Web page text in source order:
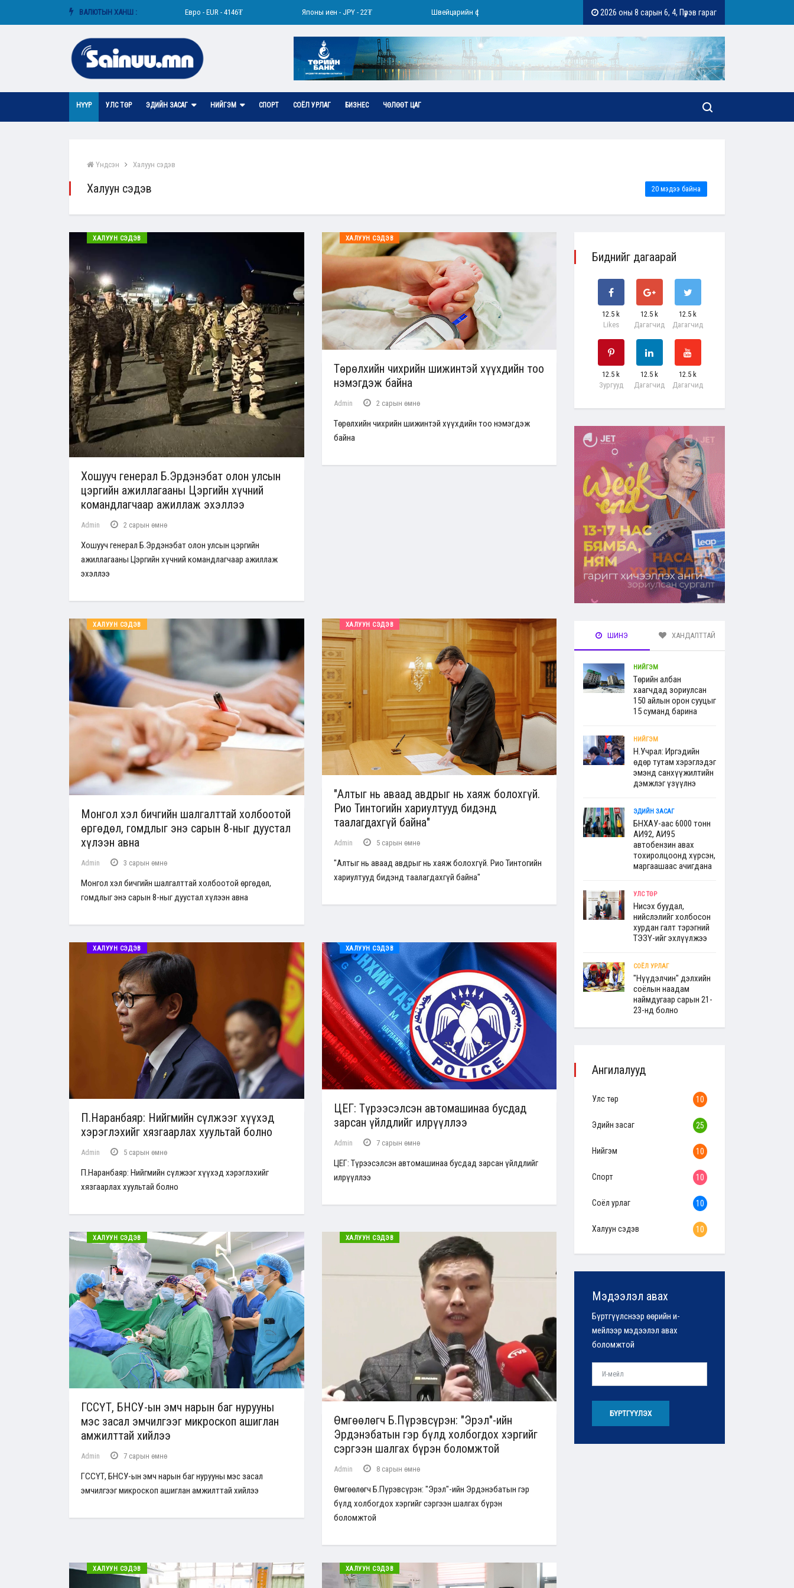
ВАЛЮТЫН ХАНШ :
АНУ-ын доллар - USD - 3593₮ Евро - EUR - 4146₮ Японы иен - JPY - 22₮ Швейцарийн франк - CHF - 4440₮ Шведийн крон - SEK - 377₮
2026 оны 8 сарын 6, 4, Пүрэв гараг
НҮҮР УЛС ТӨР ЭДИЙН ЗАСАГ НИЙГЭМ СПОРТ СОЁЛ УРЛАГ БИЗНЕС ЧӨЛӨӨТ ЦАГ
Үндсэн Халуун сэдэв
Халуун сэдэв 20 мэдээ байна
ХАЛУУН СЭДЭВ
Хошууч генерал Б.Эрдэнэбат олон улсын
цэргийн ажиллагааны Цэргийн хүчний
командлагчаар ажиллаж эхэллээ
Admin 2 сарын өмнө
Хошууч генерал Б.Эрдэнэбат олон улсын цэргийн
ажиллагааны Цэргийн хүчний командлагчаар ажиллаж
эхэллээ
ХАЛУУН СЭДЭВ
Төрөлхийн чихрийн шижинтэй хүүхдийн тоо
нэмэгдэж байна
Admin 2 сарын өмнө
Төрөлхийн чихрийн шижинтэй хүүхдийн тоо нэмэгдэж
байна
ХАЛУУН СЭДЭВ
Монгол хэл бичгийн шалгалттай холбоотой
өргөдөл, гомдлыг энэ сарын 8-ныг дуустал
хүлээн авна
Admin 3 сарын өмнө
Монгол хэл бичгийн шалгалттай холбоотой өргөдөл,
гомдлыг энэ сарын 8-ныг дуустал хүлээн авна
ХАЛУУН СЭДЭВ
"Алтыг нь аваад авдрыг нь хаяж болохгүй.
Рио Тинтогийн хариултууд бидэнд
таалагдахгүй байна"
Admin 5 сарын өмнө
"Алтыг нь аваад авдрыг нь хаяж болохгүй. Рио Тинтогийн
хариултууд бидэнд таалагдахгүй байна"
ХАЛУУН СЭДЭВ
П.Наранбаяр: Нийгмийн сүлжээг хүүхэд
хэрэглэхийг хязгаарлах хуультай болно
Admin 5 сарын өмнө
П.Наранбаяр: Нийгмийн сүлжээг хүүхэд хэрэглэхийг
хязгаарлах хуультай болно
ХАЛУУН СЭДЭВ
ЦЕГ: Түрээсэлсэн автомашинаа бусдад
зарсан үйлдлийг илрүүллээ
Admin 7 сарын өмнө
ЦЕГ: Түрээсэлсэн автомашинаа бусдад зарсан үйлдлийг
илрүүллээ
ХАЛУУН СЭДЭВ
ГССҮТ, БНСУ-ын эмч нарын баг нурууны
мэс засал эмчилгээг микроскоп ашиглан
амжилттай хийлээ
Admin 7 сарын өмнө
ГССҮТ, БНСУ-ын эмч нарын баг нурууны мэс засал
эмчилгээг микроскоп ашиглан амжилттай хийлээ
ХАЛУУН СЭДЭВ
Өмгөөлөгч Б.Пүрэвсүрэн: "Эрэл"-ийн
Эрдэнэбатын гэр бүлд холбогдох хэргийг
сэргээн шалгах бүрэн боломжтой
Admin 8 сарын өмнө
Өмгөөлөгч Б.Пүрэвсүрэн: "Эрэл"-ийн Эрдэнэбатын гэр
бүлд холбогдох хэргийг сэргээн шалгах бүрэн
боломжтой
ХАЛУУН СЭДЭВ ХАЛУУН СЭДЭВ
Биднийг дагаарай
12.5 k
Likes
12.5 k
Дагагчид
12.5 k
Дагагчид
12.5 k
Зургууд
12.5 k
Дагагчид
12.5 k
Дагагчид
ШИНЭ ХАНДАЛТТАЙ
НИЙГЭМ
Төрийн албан
хаагчдад зориулсан
150 айлын орон сууцыг
15 суманд барина
НИЙГЭМ
Н.Учрал: Иргэдийн
өдөр тутам хэрэглэдэг
эмэнд санхүүжилтийн
дэмжлэг үзүүлнэ
ЭДИЙН ЗАСАГ
БНХАУ-аас 6000 тонн
АИ92, АИ95
автобензин авах
тохиролцоонд хүрсэн,
маргаашаас ачигдана
УЛС ТӨР
Нисэх буудал,
нийслэлийг холбосон
хурдан галт тэрэгний
ТЭЗҮ-ийг эхлүүлжээ
СОЁЛ УРЛАГ
"Нүүдэлчин" дэлхийн
соёлын наадам
наймдугаар сарын 21-
23-нд болно
Ангилалууд
Улс төр 10
Эдийн засаг 25
Нийгэм 10
Спорт 10
Соёл урлаг 10
Халуун сэдэв 10
Мэдээлэл авах
Бүртгүүлснээр өөрийн и-
мейлээр мэдээлэл авах
боломжтой
БҮРТГҮҮЛЭХ